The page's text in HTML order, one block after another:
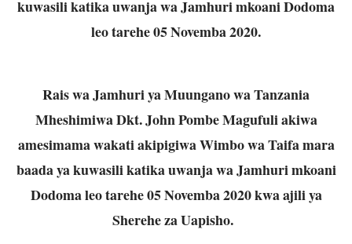
kuwasili katika uwanja wa Jamhuri mkoani Dodoma
leo tarehe 05 Novemba 2020.
Rais wa Jamhuri ya Muungano wa Tanzania
Mheshimiwa Dkt. John Pombe Magufuli akiwa
amesimama wakati akipigiwa Wimbo wa Taifa mara
baada ya kuwasili katika uwanja wa Jamhuri mkoani
Dodoma leo tarehe 05 Novemba 2020 kwa ajili ya
Sherehe za Uapisho.